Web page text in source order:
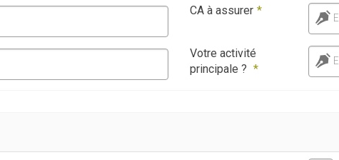
CA à assurer *
Votre activité
principale ? *